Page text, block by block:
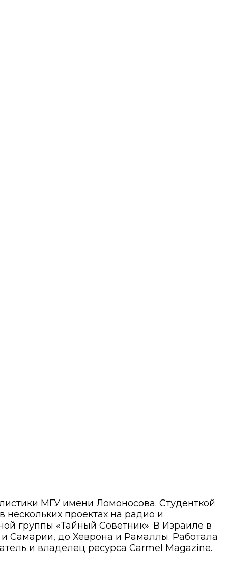
МГУ имени Ломоносова. Студенткой
нескольких проектах на радио и
группы «Тайный Советник». В Израиле в
и Самарии, до Хеврона и Рамаллы. Работала
и владелец ресурса Carmel Magazine.